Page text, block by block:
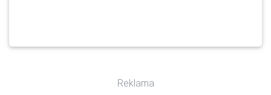
Reklama